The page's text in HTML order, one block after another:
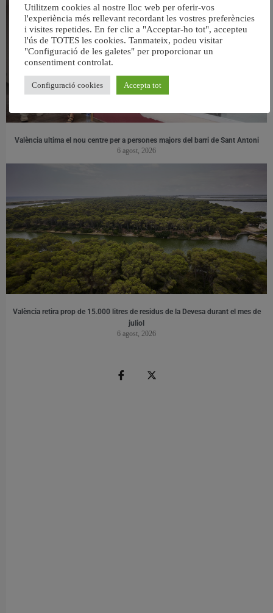
València ultima el nou centre per a persones majors del barri de Sant Antoni
6 agost, 2026
València retira prop de 15.000 litres de residus de la Devesa durant el mes de
juliol
6 agost, 2026
Utilitzem cookies al nostre lloc web per oferir-vos
l'experiència més rellevant recordant les vostres preferències
i visites repetides. En fer clic a "Acceptar-ho tot", accepteu
l'ús de TOTES les cookies. Tanmateix, podeu visitar
"Configuració de les galetes" per proporcionar un
consentiment controlat.
Configuració cookies Accepta tot